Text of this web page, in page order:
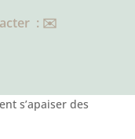
: ✉️
s’apaiser des